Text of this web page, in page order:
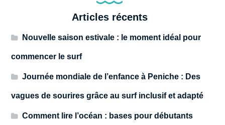
Articles récents
Nouvelle saison estivale : le moment idéal pour
commencer le surf
Journée mondiale de l’enfance à Peniche : Des
vagues de sourires grâce au surf inclusif et adapté
Comment lire l’océan : bases pour débutants